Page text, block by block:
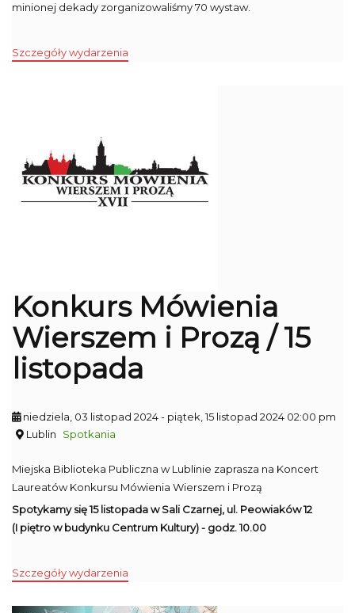
minionej dekady zorganizowaliśmy 70 wystaw.
Szczegóły wydarzenia
Konkurs Mówienia
Wierszem i Prozą / 15
listopada
niedziela, 03 listopad 2024- piątek, 15 listopad 2024 02:00 pm
Lublin
Spotkania
Miejska Biblioteka Publiczna w Lublinie zaprasza na Koncert
Laureatów Konkursu Mówienia Wierszem i Prozą
Spotykamy się 15 listopada w Sali Czarnej, ul. Peowiaków 12
(I piętro w budynku Centrum Kultury) - godz. 10.00
Szczegóły wydarzenia